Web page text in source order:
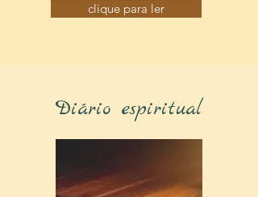
clique para ler
Diário espiritual